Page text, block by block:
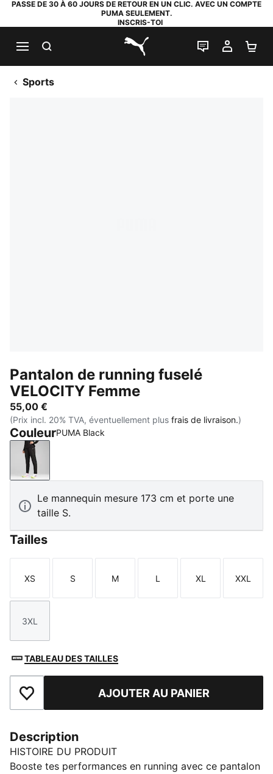
PASSE DE 30 À 60 JOURS DE RETOUR EN UN CLIC. AVEC UN COMPTE
PUMA SEULEMENT.
INSCRIS-TOI
PUMA.com
LIVE CHAT
MON
Sports
Pantalon de running fuselé
VELOCITY Femme
55,00 €
(Prix incl. 20% TVA, éventuellement plus frais de livraison.)
CouleurPUMA Black
PUMA Black
Le mannequin mesure 173 cm et porte une
taille S.
Tailles
Taille
XS
Taille
S
Taille
M
Taille
L
Taille
XL
Taille
XXL
Taille
3XL
TABLEAU DES TAILLES
Ajouter aux favorisAJOUTER AU PANIER
Description
HISTOIRE DU PRODUIT
Booste tes performances en running avec ce pantalon